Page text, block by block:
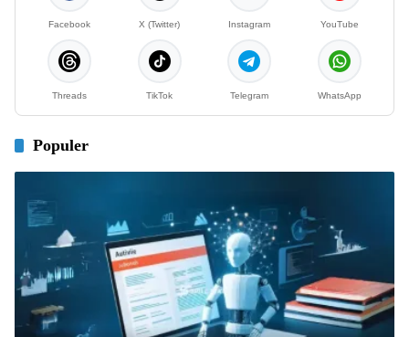
Facebook X (Twitter) Instagram YouTube
Threads TikTok Telegram WhatsApp
Populer